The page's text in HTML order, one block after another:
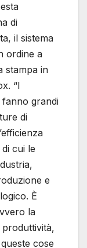
di
il sistema
ordine a
stampa in
“I
grandi
di
cui le
e
È
la
cose